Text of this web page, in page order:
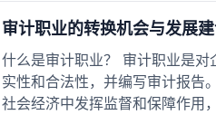
审计职业的转换机会与发展
什么是审计职业？ 审计职业是
实性和合法性，并编写审计报告
社会经济中发挥监督和保障作用